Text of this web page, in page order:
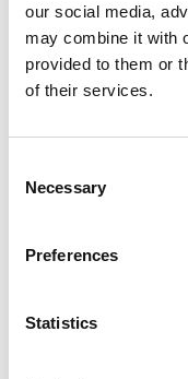
our social media,
may combine it with
provided to them or
of their services.
Selection
Necessary
Preferences
Statistics
De viktigaste
Andra intressanta
Nederländerna, Japan och
exportmarknad är en
– För oss
personliga kontakter för
gäller det att stötta och
generalsekreterare för